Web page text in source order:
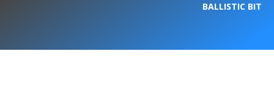
BALLISTIC BIT